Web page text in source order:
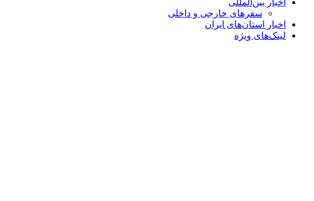
اخبار بین‌المللی
سفرهای خارجی و داخلی
اخبار استان‌های ایران
لینک‌های ویژه